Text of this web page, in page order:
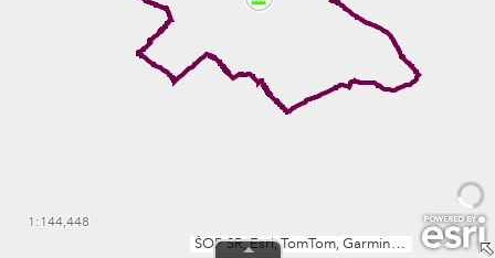
ŠOP SR, Esri, TomTom, Garmin, METI/NASA, USGS
1:144,448